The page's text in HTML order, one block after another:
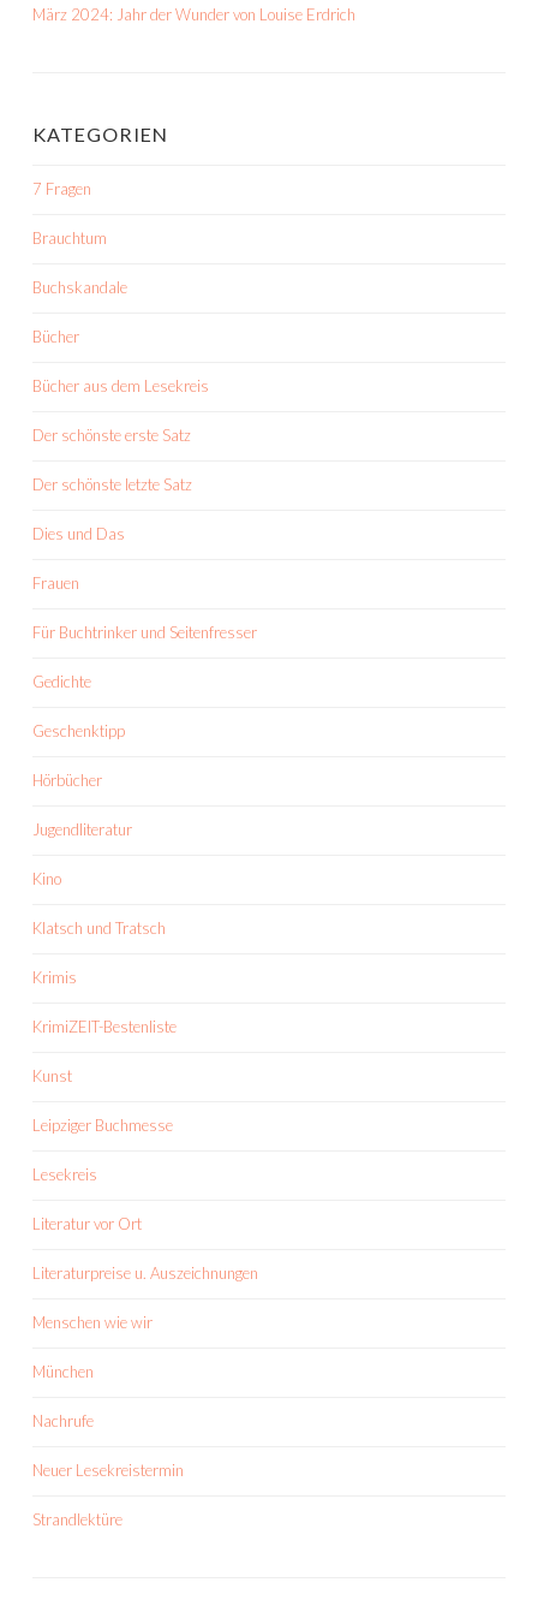
März 2024: Jahr der Wunder von Louise Erdrich
KATEGORIEN
7 Fragen
Brauchtum
Buchskandale
Bücher
Bücher aus dem Lesekreis
Der schönste erste Satz
Der schönste letzte Satz
Dies und Das
Frauen
Für Buchtrinker und Seitenfresser
Gedichte
Geschenktipp
Hörbücher
Jugendliteratur
Kino
Klatsch und Tratsch
Krimis
KrimiZEIT-Bestenliste
Kunst
Leipziger Buchmesse
Lesekreis
Literatur vor Ort
Literaturpreise u. Auszeichnungen
Menschen wie wir
München
Nachrufe
Neuer Lesekreistermin
Strandlektüre